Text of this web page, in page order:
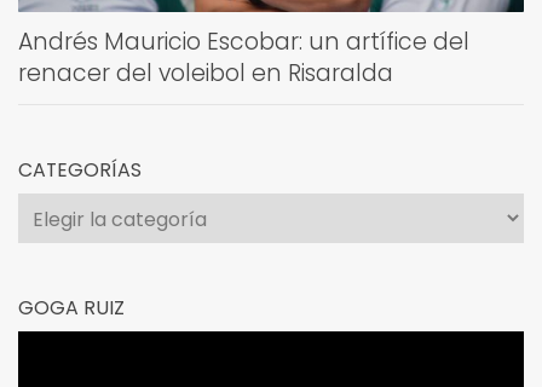
Andrés Mauricio Escobar: un artífice del
renacer del voleibol en Risaralda
CATEGORÍAS
Categorías
GOGA RUIZ